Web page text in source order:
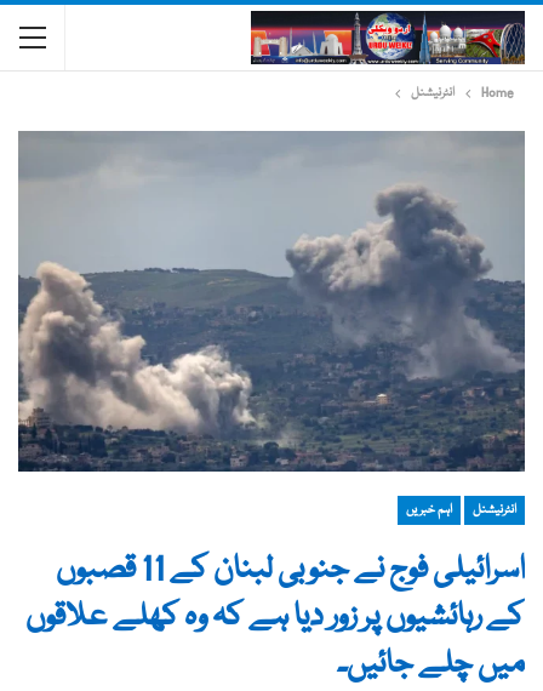
Home انٹرنیشنل
انٹرنیشنل اہم خبریں
اسرائیلی فوج نے جنوبی لبنان کے 11 قصبوں
کے رہائشیوں پر زور دیا ہے کہ وہ کھلے علاقوں
میں چلے جائیں۔